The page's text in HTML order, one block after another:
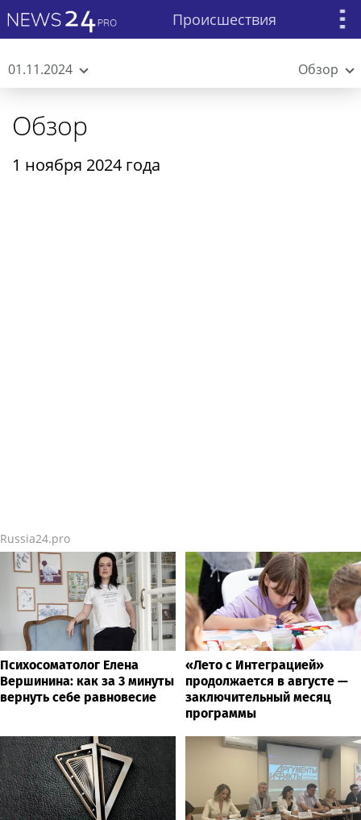
Происшествия
01.11.2024 Обзор
Обзор
1 ноября 2024 года
Russia24.pro
Психосоматолог Елена
Вершинина: как за 3 минуты
вернуть себе равновесие
«Лето с Интеграцией»
продолжается в августе —
заключительный месяц
программы